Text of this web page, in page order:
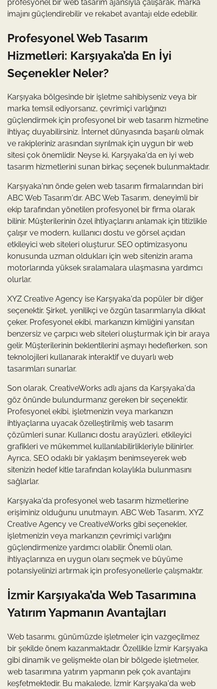
profesyonel bir web tasarım ajansıyla çalışarak, marka
imajını güçlendirebilir ve rekabet avantajı elde edebilir.
Profesyonel Web Tasarım
Hizmetleri: Karşıyaka’da En İyi
Seçenekler Neler?
Karşıyaka bölgesinde bir işletme sahibiyseniz veya bir
marka temsil ediyorsanız, çevrimiçi varlığınızı
güçlendirmek için profesyonel bir web tasarım hizmetine
ihtiyaç duyabilirsiniz. İnternet dünyasında başarılı olmak
ve rakipleriniz arasından sıyrılmak için uygun bir web
sitesi çok önemlidir. Neyse ki, Karşıyaka'da en iyi web
tasarım hizmetlerini sunan birkaç seçenek bulunmaktadır.
Karşıyaka'nın önde gelen web tasarım firmalarından biri
ABC Web Tasarım'dır. ABC Web Tasarım, deneyimli bir
ekip tarafından yönetilen profesyonel bir firma olarak
bilinir. Müşterilerinin özel ihtiyaçlarını anlamak için titizlikle
çalışır ve modern, kullanıcı dostu ve görsel açıdan
etkileyici web siteleri oluşturur. SEO optimizasyonu
konusunda uzman oldukları için web sitenizin arama
motorlarında yüksek sıralamalara ulaşmasına yardımcı
olurlar.
XYZ Creative Agency ise Karşıyaka'da popüler bir diğer
seçenektir. Şirket, yenilikçi ve özgün tasarımlarıyla dikkat
çeker. Profesyonel ekibi, markanızın kimliğini yansıtan
benzersiz ve çarpıcı web siteleri oluşturmak için bir araya
gelir. Müşterilerinin beklentilerini aşmayı hedeflerken, son
teknolojileri kullanarak interaktif ve duyarlı web
tasarımları sunarlar.
Son olarak, CreativeWorks adlı ajans da Karşıyaka'da
göz önünde bulundurmanız gereken bir seçenektir.
Profesyonel ekibi, işletmenizin veya markanızın
ihtiyaçlarına uyacak özelleştirilmiş web tasarım
çözümleri sunar. Kullanıcı dostu arayüzleri, etkileyici
grafikleri ve mükemmel kullanılabilirlikleriyle bilinirler.
Ayrıca, SEO odaklı bir yaklaşım benimseyerek web
sitenizin hedef kitle tarafından kolaylıkla bulunmasını
sağlarlar.
Karşıyaka'da profesyonel web tasarım hizmetlerine
erişiminiz olduğunu unutmayın. ABC Web Tasarım, XYZ
Creative Agency ve CreativeWorks gibi seçenekler,
işletmenizin veya markanızın çevrimiçi varlığını
güçlendirmenize yardımcı olabilir. Önemli olan,
ihtiyaçlarınıza en uygun olanı seçmek ve büyüme
potansiyelinizi artırmak için profesyonellerle çalışmaktır.
İzmir Karşıyaka’da Web Tasarımına
Yatırım Yapmanın Avantajları
Web tasarımı, günümüzde işletmeler için vazgeçilmez
bir şekilde önem kazanmaktadır. Özellikle İzmir Karşıyaka
gibi dinamik ve gelişmekte olan bir bölgede işletmeler,
web tasarımına yatırım yapmanın pek çok avantajını
keşfetmektedir. Bu makalede, İzmir Karşıyaka'da web